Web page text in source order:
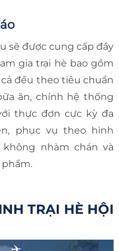
sẽ được cung cấp đầy
gia trại hè bao gồm
đều theo tiêu chuẩn
ăn, chính hệ thống
thực đơn cực kỳ đa
phục vụ theo hình
nhàm chán và
TRẠI HÈ HỘI